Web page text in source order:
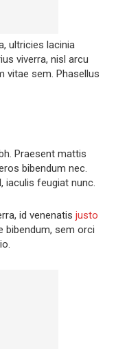
ultricies lacinia
viverra, nisl arcu
vitae sem. Phasellus
Praesent mattis
bibendum nec.
iaculis feugiat nunc.
id venenatis justo
bibendum, sem orci